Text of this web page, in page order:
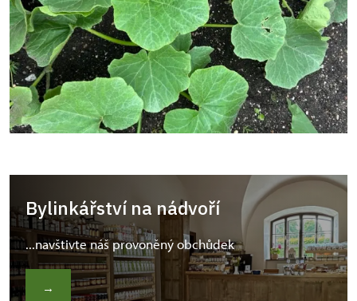
Bylinkářství na nádvoří
...navštivte náš provoněný obchůdek
→